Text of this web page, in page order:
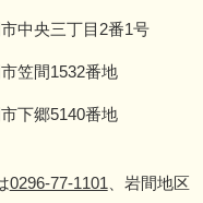
中央三丁目2番1号
笠間1532番地
下郷5140番地
0296-77-1101 、岩間地区